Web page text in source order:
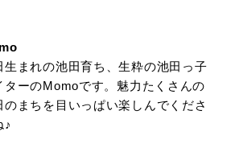
生まれの池田育ち、生粋の池田っ子
ターのMomoです。魅力たくさんの
のまちを目いっぱい楽しんでくださ
♪